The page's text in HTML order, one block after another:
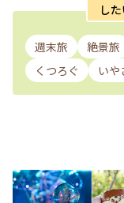
し
週末旅 絶景旅
くつろぐ
いや